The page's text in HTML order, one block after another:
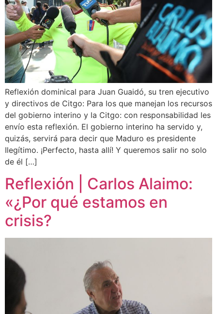
Reflexión dominical para Juan Guaidó, su tren ejecutivo
y directivos de Citgo: Para los que manejan los recursos
del gobierno interino y la Citgo: con responsabilidad les
envío esta reflexión. El gobierno interino ha servido y,
quizás, servirá para decir que Maduro es presidente
Ilegítimo. ¡Perfecto, hasta allí! Y queremos salir no solo
de él […]
Reflexión | Carlos Alaimo:
«¿Por qué estamos en
crisis?